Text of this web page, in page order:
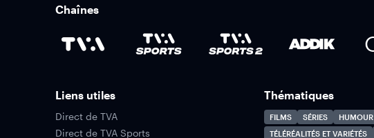
Chaînes
Liens utiles
Direct de TVA
Direct de TVA Sports
Thématiques
FILMS SÉRIES
HUMOUR
TÉLÉRÉALITÉS ET VARIÉTÉS